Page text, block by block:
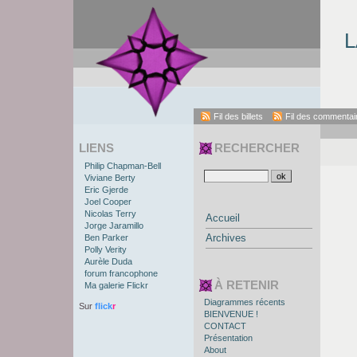
RECHERCHER
Accueil
Archives
À RETENIR
Diagrammes récents
BIENVENUE !
CONTACT
Présentation
About
Fil des billets Fil des
LIENS
Philip Chapman-Bell
Viviane Berty
Eric Gjerde
Joel Cooper
Nicolas Terry
Jorge Jaramillo
Ben Parker
Polly Verity
Aurèle Duda
forum francophone
Ma galerie Flickr
Sur flickr